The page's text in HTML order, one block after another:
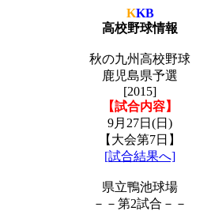
KKB
高校野球情報
秋の九州高校野球
鹿児島県予選
[2015]
【試合内容】
9月27日(日)
【大会第7日】
[試合結果へ]
県立鴨池球場
－－第2試合－－